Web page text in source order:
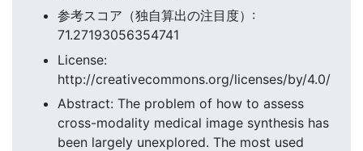
参考スコア（独自算出の注目度）:
71.27193056354741
License:
http://creativecommons.org/licenses/by/4.0/
Abstract: The problem of how to assess
cross-modality medical image synthesis has
been largely unexplored. The most used